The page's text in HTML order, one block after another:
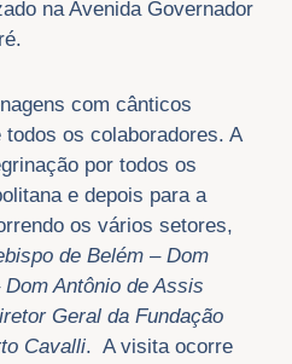
na Avenida Governador
com cânticos
os colaboradores. A
por todos os
e depois para a
os vários setores,
de Belém – Dom
Antônio de Assis
Geral da Fundação
Cavalli. A visita ocorre